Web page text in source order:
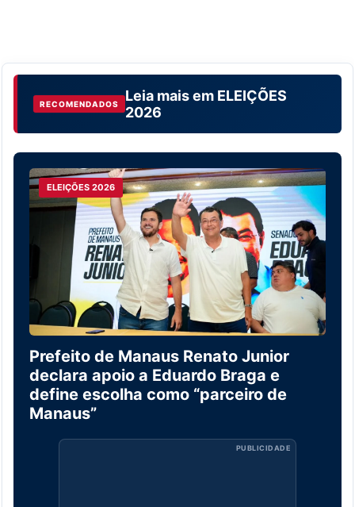
RECOMENDADOS Leia mais em ELEIÇÕES
2026
ELEIÇÕES 2026
Prefeito de Manaus Renato Junior
declara apoio a Eduardo Braga e
define escolha como “parceiro de
Manaus”
PUBLICIDADE